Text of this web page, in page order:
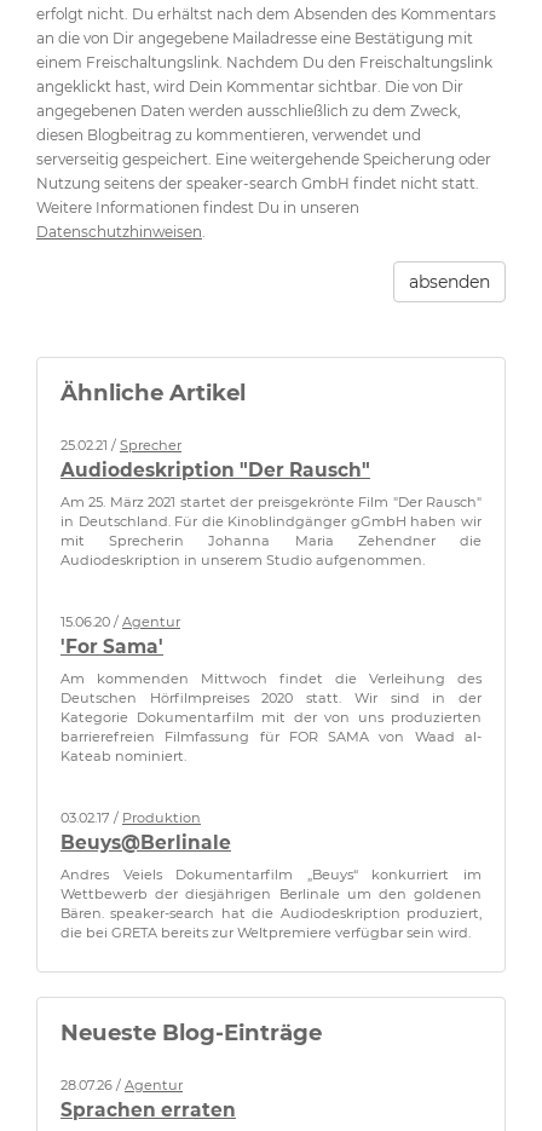
erfolgt nicht. Du erhältst nach dem Absenden des Kommentars
an die von Dir angegebene Mailadresse eine Bestätigung mit
einem Freischaltungslink. Nachdem Du den Freischaltungslink
angeklickt hast, wird Dein Kommentar sichtbar. Die von Dir
angegebenen Daten werden ausschließlich zu dem Zweck,
diesen Blogbeitrag zu kommentieren, verwendet und
serverseitig gespeichert. Eine weitergehende Speicherung oder
Nutzung seitens der speaker-search GmbH findet nicht statt.
Weitere Informationen findest Du in unseren
Datenschutzhinweisen
absenden
Ähnliche Artikel
25.02.21 / Sprecher
Audiodeskription "Der Rausch"
Am 25. März 2021 startet der preisgekrönte Film "Der Rausch"
in Deutschland. Für die Kinoblindgänger gGmbH haben wir
mit Sprecherin Johanna Maria Zehendner die
Audiodeskription in unserem Studio aufgenommen.
15.06.20 / Agentur
'For Sama'
Am kommenden Mittwoch findet die Verleihung des
Deutschen Hörfilmpreises 2020 statt. Wir sind in der
Kategorie Dokumentarfilm mit der von uns produzierten
barrierefreien Filmfassung für FOR SAMA von Waad al-
Kateab nominiert.
03.02.17 / Produktion
Beuys@Berlinale
Andres Veiels Dokumentarfilm „Beuys“ konkurriert im
Wettbewerb der diesjährigen Berlinale um den goldenen
Bären. speaker-search hat die Audiodeskription produziert,
die bei GRETA bereits zur Weltpremiere verfügbar sein wird.
Neueste Blog-Einträge
28.07.26 / Agentur
Sprachen erraten